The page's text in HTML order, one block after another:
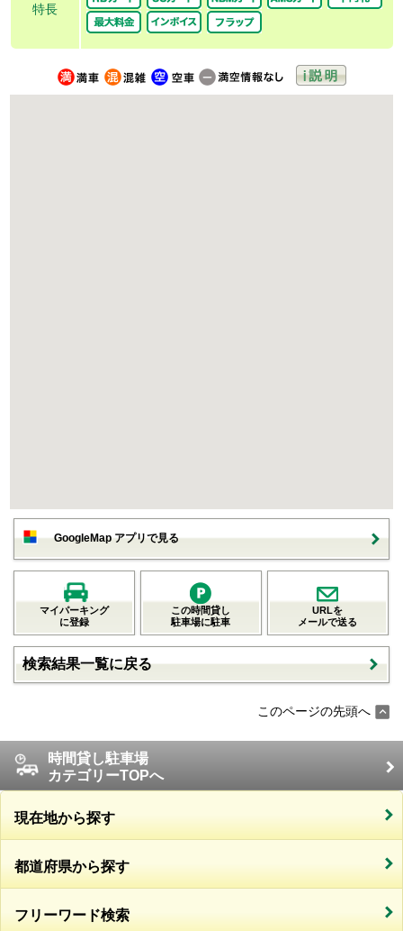
特長
GoogleMap アプリで見る
マイパーキング
に登録
この時間貸し
駐車場に駐車
URLを
メールで送る
検索結果一覧に戻る
このページの先頭へ
時間貸し駐車場
カテゴリーTOPへ
現在地から探す
都道府県から探す
フリーワード検索